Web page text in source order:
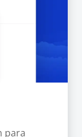
para